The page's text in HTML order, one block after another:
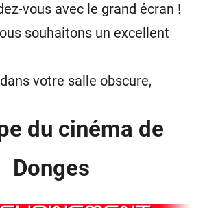
vous avec le grand écran !
souhaitons un excellent
votre salle obscure,
du cinéma de
Donges